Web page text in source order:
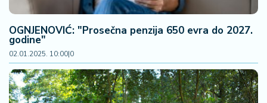
OGNJENOVIĆ: "Prosečna penzija 650 evra do 2027.
godine"
02.01.2025. 10:00|0